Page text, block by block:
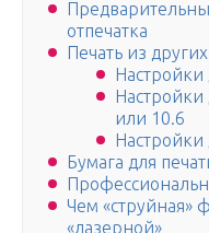
отпечатка
Печать из
Настройки
Настройки
или 10.6
Настройки
Бумага для
Чем «струйная»
«лазерной»